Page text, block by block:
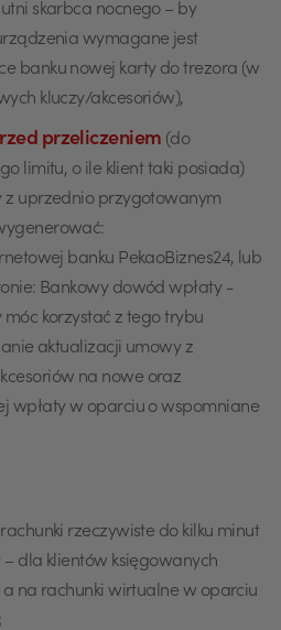
skarbca nocnego – by
wymagane jest
banku nowej karty do trezora (w
kluczy/akcesoriów),
przeliczeniem (do
limitu, o ile klient taki posiada)
z uprzednio przygotowanym
banku PekaoBiznes24, lub
Bankowy dowód wpłaty -
móc korzystać z tego trybu
aktualizacji umowy z
na nowe oraz
wpłaty w oparciu o wspomniane
rzeczywiste do kilku minut
dla klientów księgowanych
na rachunki wirtualne w oparciu